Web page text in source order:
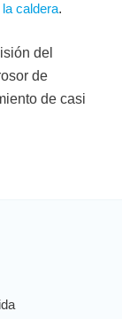
caldera.
del
de
de casi